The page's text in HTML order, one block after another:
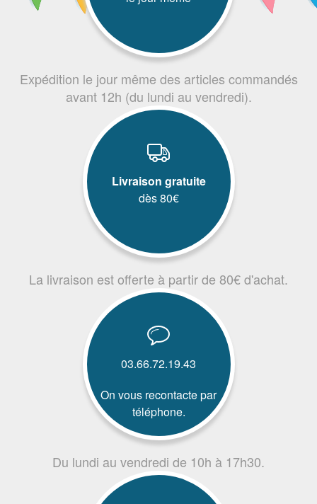
Expédition le jour même des articles commandés
avant 12h (du lundi au vendredi).
Livraison gratuite
dès 80€
La livraison est offerte à partir de 80€ d'achat.
03.66.72.19.43
On vous recontacte par
téléphone.
Du lundi au vendredi de 10h à 17h30.